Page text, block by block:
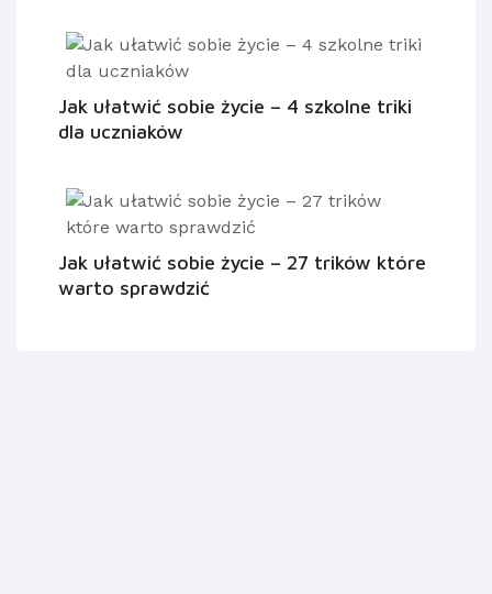
Jak ułatwić sobie życie – 4 szkolne triki
dla uczniaków
Jak ułatwić sobie życie – 27 trików które
warto sprawdzić